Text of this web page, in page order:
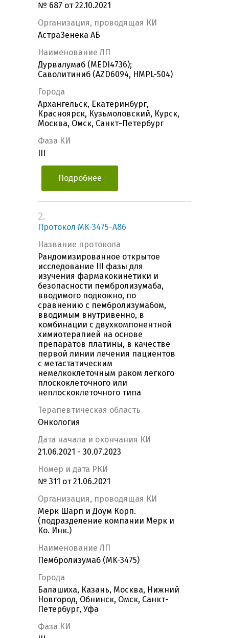
№ 687 от 22.10.2021
Организация, проводящая КИ
АстраЗенека АБ
Наименование ЛП
Дурвалумаб (MEDI4736);
Саволитиниб (AZD6094, HMPL-504)
Города
Архангельск, Екатеринбург,
Красноярск, Кузьмоловский, Курск,
Москва, Омск, Санкт-Петербург
Фаза КИ
Подробнее
2.
Протокол MK-3475-A86
Название протокола
Рандомизированное открытое
исследование III фазы для
изучения фармакокинетики и
безопасности пембролизумаба,
вводимого подкожно, по
сравнению с пембролизумабом,
вводимым внутривенно, в
комбинации с двухкомпонентной
химиотерапией на основе
препаратов платины, в качестве
первой линии лечения пациентов
с метастатическим
немелкоклеточным раком легкого
плоскоклеточного или
неплоскоклеточного типа
Терапевтическая область
Онкология
Дата начала и окончания КИ
21.06.2021 - 30.07.2023
Номер и дата РКИ
№ 311 от 21.06.2021
Организация, проводящая КИ
Мерк Шарп и Доум Корп.
(подразделение компании Мерк и
Ко. Инк.)
Наименование ЛП
Пембролизумаб (MK-3475)
Города
Балашиха, Казань, Москва, Нижний
Новгород, Обнинск, Омск, Санкт-
Петербург, Уфа
Фаза КИ